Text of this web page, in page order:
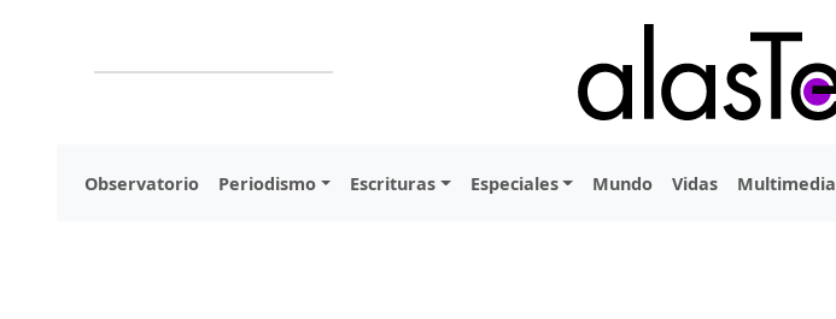
Observatorio Periodismo Escrituras Especiales Mundo Vidas Multimedia